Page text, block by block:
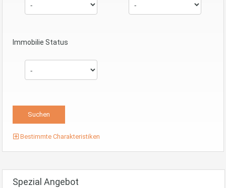
Immobilie Status
Bestimmte Charakteristiken
Spezial Angebot